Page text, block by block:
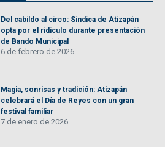
Del cabildo al circo: Síndica de Atizapán
opta por el ridículo durante presentación
de Bando Municipal
6 de febrero de 2026
Magia, sonrisas y tradición: Atizapán
celebrará el Día de Reyes con un gran
festival familiar
7 de enero de 2026